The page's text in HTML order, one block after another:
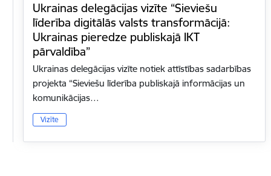
Ukrainas delegācijas vizīte “Sieviešu
līderība digitālās valsts transformācijā:
Ukrainas pieredze publiskajā IKT
pārvaldība”
Ukrainas delegācijas vizīte notiek attīstības sadarbības
projekta “Sieviešu līderība publiskajā informācijas un
komunikācijas…
Vizīte